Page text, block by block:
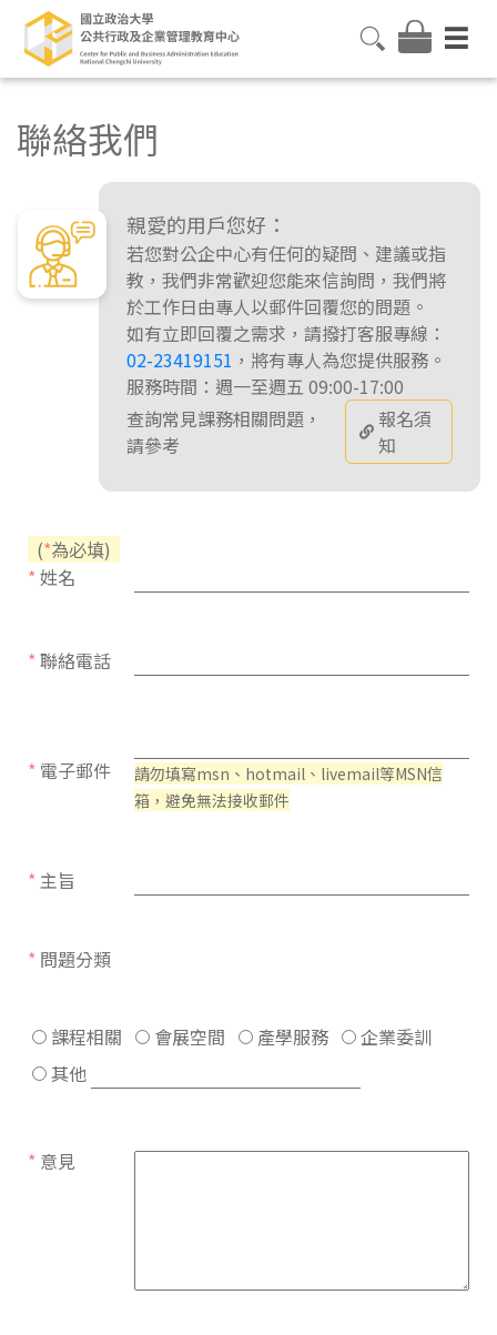
聯絡我們
親愛的用戶您好：
若您對公企中心有任何的疑問、建議或指
教，我們非常歡迎您能來信詢問，我們將
於工作日由專人以郵件回覆您的問題。
如有立即回覆之需求，請撥打客服專線：
02-23419151 ，將有專人為您提供服務。
服務時間：週一至週五 09:00-17:00
查詢常見課務相關問題，
請參考
報名須
知
(*為必填)
* 姓名
* 聯絡電話
* 電子郵件
請勿填寫msn、hotmail、livemail等MSN信
箱，避免無法接收郵件
* 主旨
* 問題分類
課程相關 會展空間 產學服務
企業委訓
其他
* 意見